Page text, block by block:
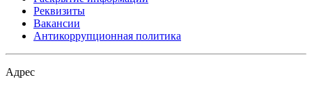
Реквизиты
Вакансии
Антикоррупционная политика
Адрес